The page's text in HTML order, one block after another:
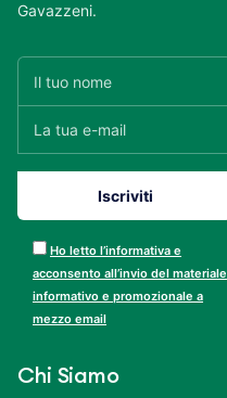
Gavazzeni.
Ho letto l’informativa e
acconsento all’invio del materiale
informativo e promozionale a
mezzo email
Chi Siamo